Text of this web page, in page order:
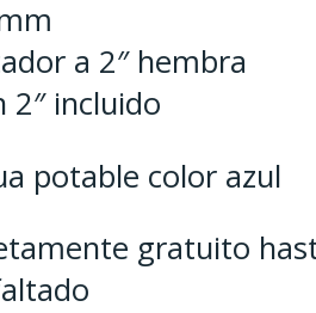
a 2″ hembra
2″ incluido
potable color azul
gratuito